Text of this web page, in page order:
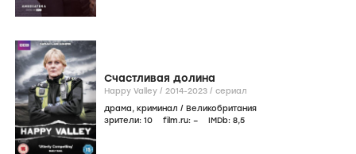
Счастливая долина
Happy Valley / 2014-2023 / сериал
драма, криминал / Великобритания
зрители: 10 film.ru: – IMDb: 8,5